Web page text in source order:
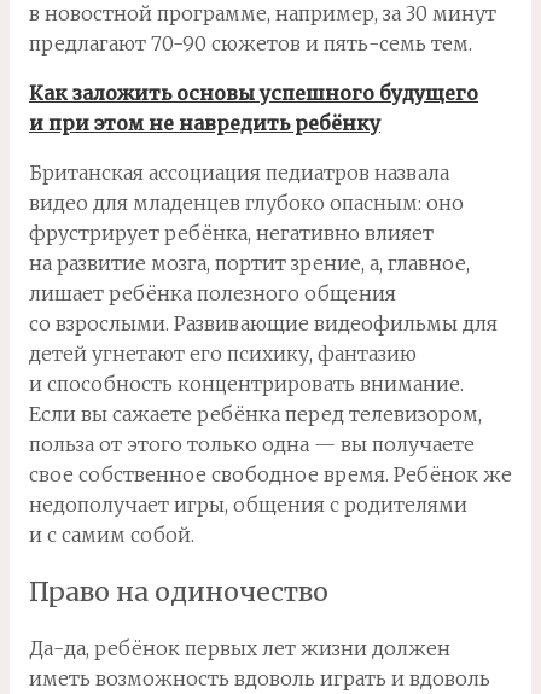
в новостной программе, например, за 30 минут
предлагают 70-90 сюжетов и пять-семь тем.
Как заложить основы успешного будущего
и при этом не навредить ребёнку
Британская ассоциация педиатров назвала
видео для младенцев глубоко опасным: оно
фрустрирует ребёнка, негативно влияет
на развитие мозга, портит зрение, а, главное,
лишает ребёнка полезного общения
со взрослыми. Развивающие видеофильмы для
детей угнетают его психику, фантазию
и способность концентрировать внимание.
Если вы сажаете ребёнка перед телевизором,
польза от этого только одна — вы получаете
свое собственное свободное время. Ребёнок же
недополучает игры, общения с родителями
и с самим собой.
Право на одиночество
Да-да, ребёнок первых лет жизни должен
иметь возможность вдоволь играть и вдоволь